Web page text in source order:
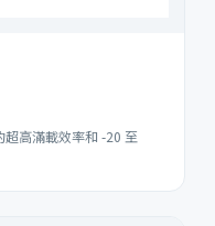
高滿載效率和 -20 至